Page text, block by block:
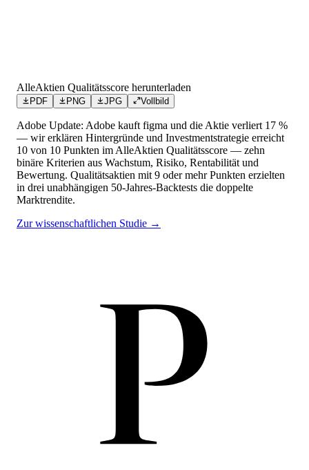
AlleAktien Qualitätsscore herunterladen
PDF PNG JPG Vollbild
Adobe Update: Adobe kauft figma und die Aktie verliert 17 %
— wir erklären Hintergründe und Investmentstrategie erreicht
10 von 10 Punkten im AlleAktien Qualitätsscore — zehn
binäre Kriterien aus Wachstum, Risiko, Rentabilität und
Bewertung. Qualitätsaktien mit 9 oder mehr Punkten erzielten
in drei unabhängigen 50-Jahres-Backtests die doppelte
Marktrendite.
Zur wissenschaftlichen Studie →